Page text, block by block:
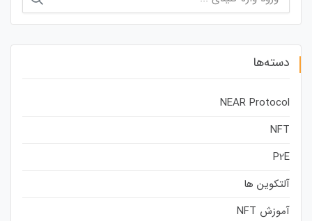
برای:
دسته‌ها
NEAR Protocol
NFT
P2E
آلتکوین ها
آموزش NFT